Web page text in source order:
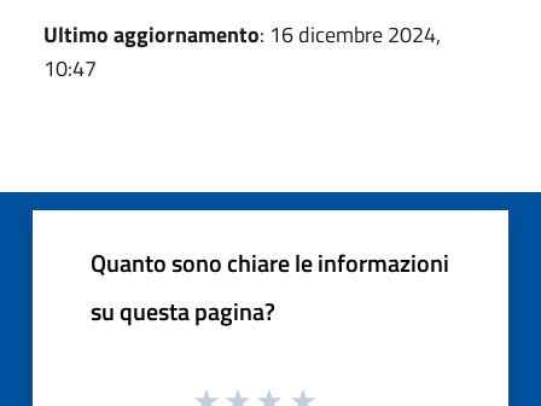
Ultimo aggiornamento: 16 dicembre 2024,
10:47
Quanto sono chiare le informazioni
su questa pagina?